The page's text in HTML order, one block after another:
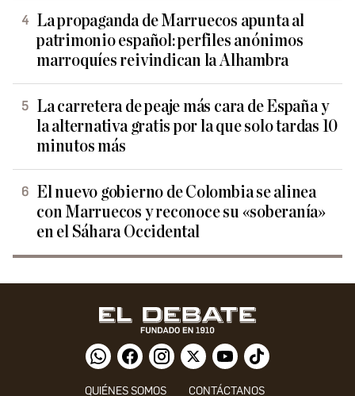
La propaganda de Marruecos apunta al
patrimonio español: perfiles anónimos
marroquíes reivindican la Alhambra
La carretera de peaje más cara de España y
la alternativa gratis por la que solo tardas 10
minutos más
El nuevo gobierno de Colombia se alinea
con Marruecos y reconoce su «soberanía»
en el Sáhara Occidental
QUIÉNES SOMOS CONTÁCTANOS